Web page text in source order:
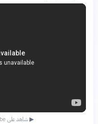
▶ شاهد على YouTube إذا لم يظهر الإعلان